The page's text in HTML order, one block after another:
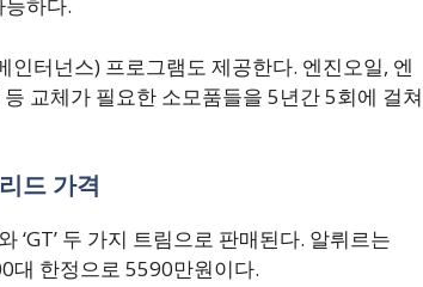
인터넌스) 프로그램도 제공한다. 엔진오일, 엔
교체가 필요한 소모품들을 5년간 5회에 걸쳐
드 가격
‘GT’ 두 가지 트림으로 판매된다. 알뤼르는
대 한정으로 5590만원이다.